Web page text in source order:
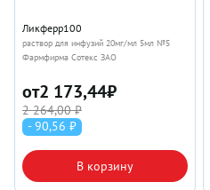
Ликферр100
раствор для инфузий 20мг/мл 5мл №5
Фармфирма Сотекс ЗАО
от2 173,44₽
2 264,00 ₽
- 90,56 ₽
В корзину